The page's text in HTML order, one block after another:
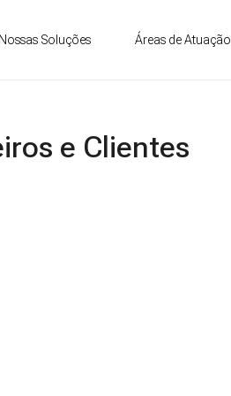
Nossas Soluções Áreas de Atuação
e Clientes